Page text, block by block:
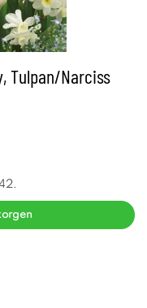
Tulpan/Narciss